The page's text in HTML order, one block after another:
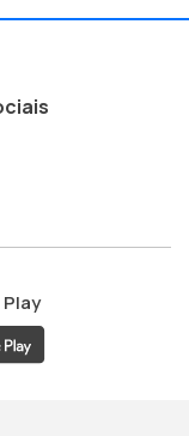
Play